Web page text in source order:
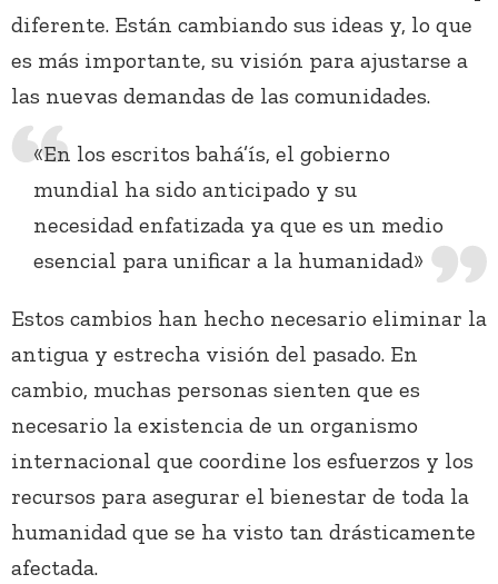
diferente. Están cambiando sus ideas y, lo que
es más importante, su visión para ajustarse a
las nuevas demandas de las comunidades.
«En los escritos bahá’ís, el gobierno
mundial ha sido anticipado y su
necesidad enfatizada ya que es un medio
esencial para unificar a la humanidad»
Estos cambios han hecho necesario eliminar la
antigua y estrecha visión del pasado. En
cambio, muchas personas sienten que es
necesario la existencia de un organismo
internacional que coordine los esfuerzos y los
recursos para asegurar el bienestar de toda la
humanidad que se ha visto tan drásticamente
afectada.